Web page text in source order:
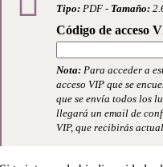
Tipo: PDF - Tamaño:
Código de acceso
Nota: Para acceder a
acceso VIP que se
que se envía todos los
llegará un email de
VIP, que recibirás